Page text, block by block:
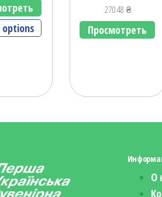
options
270.48₴
Просмотреть
О